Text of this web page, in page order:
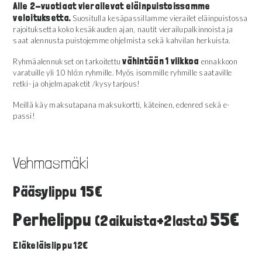
Alle 2-vuotiaat vierailevat eläinpuistoissamme
veloituksetta. Suositulla kesäpassillamme vierailet eläinpuistossa
rajoituksetta koko kesäkauden ajan, nautit vierailupalkinnoista ja
saat alennusta puistojemme ohjelmista sekä kahvilan herkuista.
Ryhmäalennukset on tarkoitettuvähintään 1 viikkoa ennakkoon
varatuille yli 10 hlö:n ryhmille. Myös isommille ryhmille saataville
retki- ja ohjelmapaketit /kysy tarjous!
Meillä käy maksutapana maksukortti, käteinen, edenred sekä e-
passi!
Vehmasmäki
Pääsylippu 15€
Perhelippu (2aikuista+2lasta)55€
Eläkeläislippu 12€